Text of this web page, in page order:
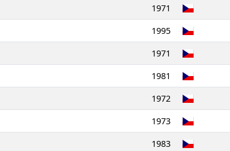
1971
1995
1971
1981
1972
1973
1983